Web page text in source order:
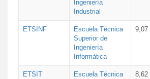
Ingeniería
Industrial
ETSINF
Escuela Técnica
Superior de
Ingeniería
Informática
9,07
ETSIT
Escuela Técnica
8,62